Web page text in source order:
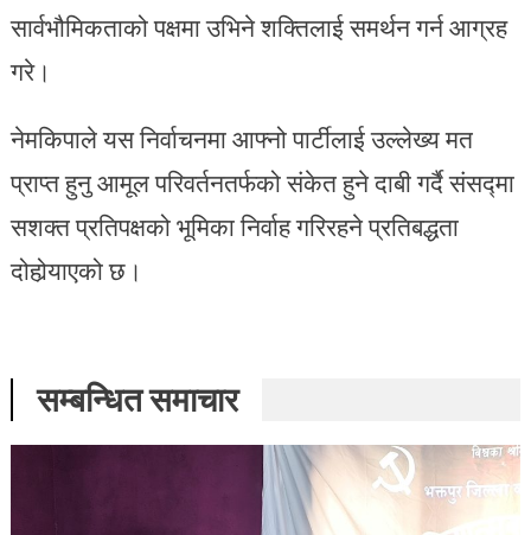
सार्वभौमिकताको पक्षमा उभिने शक्तिलाई समर्थन गर्न आग्रह
गरे।
नेमकिपाले यस निर्वाचनमा आफ्नो पार्टीलाई उल्लेख्य मत
प्राप्त हुनु आमूल परिवर्तनतर्फको संकेत हुने दाबी गर्दै संसद्मा
सशक्त प्रतिपक्षको भूमिका निर्वाह गरिरहने प्रतिबद्धता
दोहोर्‍याएको छ।
सम्बन्धित समाचार